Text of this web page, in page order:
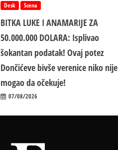
Desk Scena
BITKA LUKE I ANAMARIJE ZA
50.000.000 DOLARA: Isplivao
šokantan podatak! Ovaj potez
Dončićeve bivše verenice niko nije
mogao da očekuje!
07/08/2026